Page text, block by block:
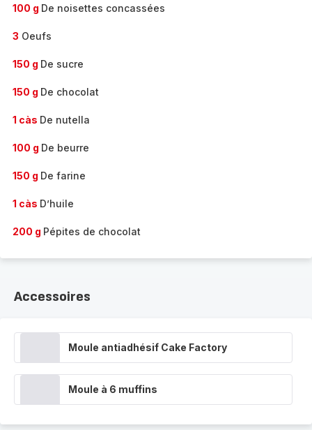
100 g De noisettes concassées
3 Oeufs
150 g De sucre
150 g De chocolat
1 càs De nutella
100 g De beurre
150 g De farine
1 càs D’huile
200 g Pépites de chocolat
Accessoires
Moule antiadhésif Cake Factory
Moule à 6 muffins